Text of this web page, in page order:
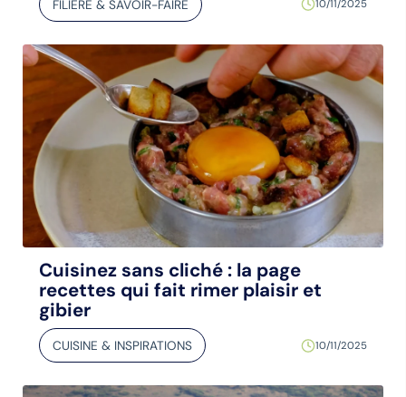
FILIÈRE & SAVOIR-FAIRE 10/11/2025
Cuisinez sans cliché : la page
recettes qui fait rimer plaisir et
gibier
CUISINE & INSPIRATIONS 10/11/2025